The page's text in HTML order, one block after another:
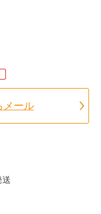
メール